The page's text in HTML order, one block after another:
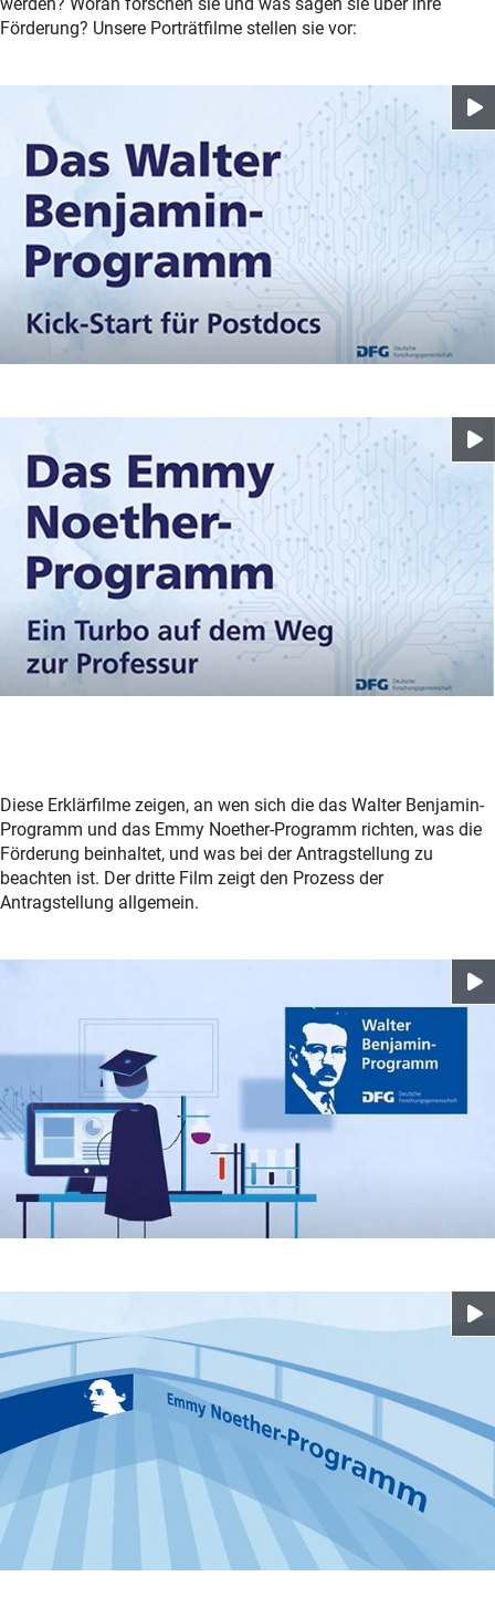
Förderung? Unsere Porträtfilme stellen sie vor:
Diese Erklärfilme zeigen, an wen sich die das Walter Benjamin-
Programm und das Emmy Noether-Programm richten, was die
Förderung beinhaltet, und was bei der Antragstellung zu
beachten ist. Der dritte Film zeigt den Prozess der
Antragstellung allgemein.